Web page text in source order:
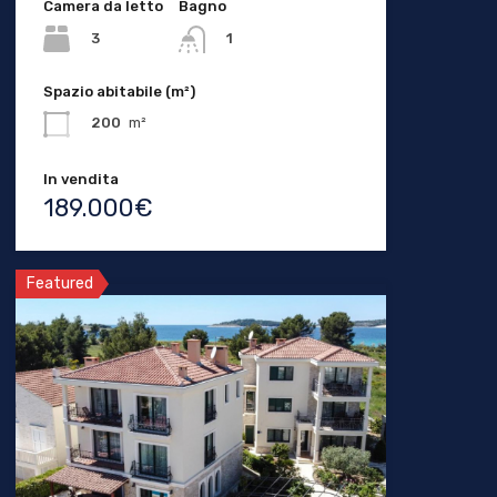
Camera da letto
3
Bagno
1
Spazio abitabile (m²)
200 m²
In vendita
189.000€
Featured